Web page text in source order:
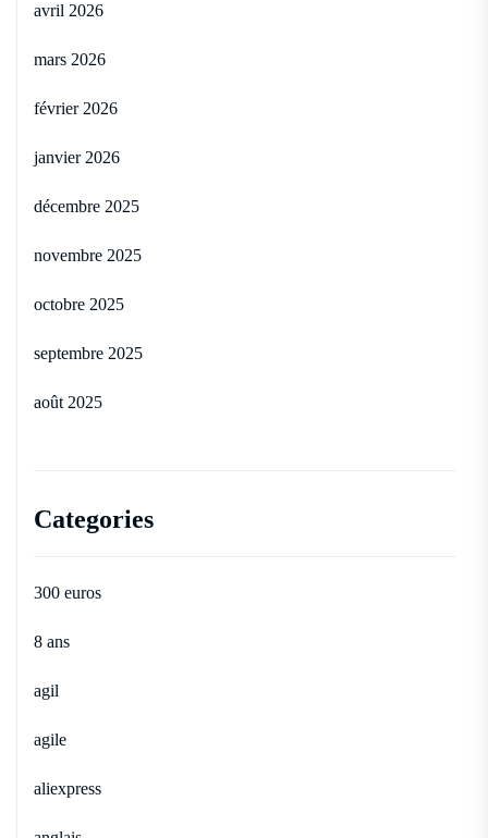
avril 2026
mars 2026
février 2026
janvier 2026
décembre 2025
novembre 2025
octobre 2025
septembre 2025
août 2025
Categories
300 euros
8 ans
agil
agile
aliexpress